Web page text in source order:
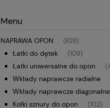
Menu
NAPRAWA OPON (829)
Łatki do dętek (109)
Łatki uniwersalne do opon
Wkłady naprawcze radialne
Wkłady naprawcze diagonalne
Kołki sznury do opon (102)